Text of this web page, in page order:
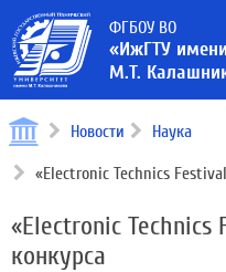
ФГБОУ ВО
«ИжГТУ имени
М.Т.
Новости Наука
«Electronic Technics
«Electronic Technics
конкурса